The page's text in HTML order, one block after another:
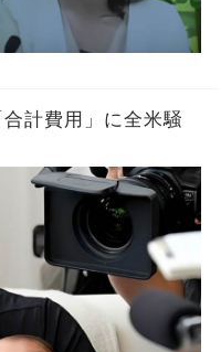
計費用」に全米騒